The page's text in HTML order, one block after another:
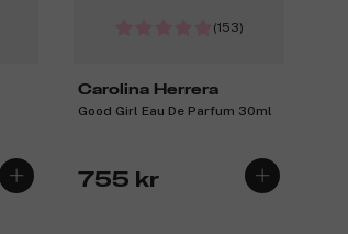
(153)
Carolina Herrera
Good Girl Eau De Parfum 30ml
755 kr